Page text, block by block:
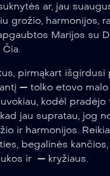
ar, jau
grožio, harmonijos,
Marijos su
Čia.
pirmąkart išgirdusi
— tolko etovo
kodėl pradėjo
jau supratau, jog
ir harmonijos.
begalinės
ir — kryžiaus.